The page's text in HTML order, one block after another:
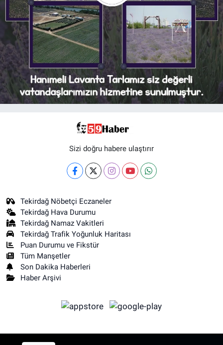
Sizi doğru habere ulaştırır
Tekirdağ Nöbetçi Eczaneler
Tekirdağ Hava Durumu
Tekirdağ Namaz Vakitleri
Tekirdağ Trafik Yoğunluk Haritası
Puan Durumu ve Fikstür
Tüm Manşetler
Son Dakika Haberleri
Haber Arşivi